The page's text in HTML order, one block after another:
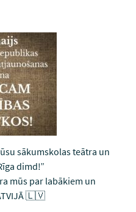
sākumskolas teātra un
dimd!”
mūs par labākiem un
🇱🇻